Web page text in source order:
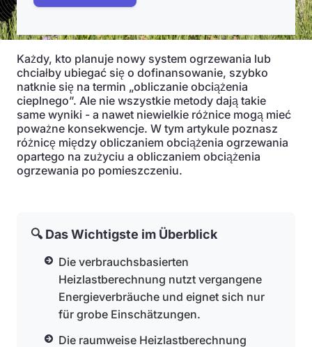
Każdy, kto planuje nowy system ogrzewania lub
chciałby ubiegać się o dofinansowanie, szybko
natknie się na termin „obliczanie obciążenia
cieplnego”. Ale nie wszystkie metody dają takie
same wyniki - a nawet niewielkie różnice mogą mieć
poważne konsekwencje. W tym artykule poznasz
różnicę między obliczaniem obciążenia ogrzewania
opartego na zużyciu a obliczaniem obciążenia
ogrzewania po pomieszczeniu.
🔍 Das Wichtigste im Überblick
Die verbrauchsbasierten
Heizlastberechnung nutzt vergangene
Energieverbräuche und eignet sich nur
für grobe Einschätzungen.
Die raumweise Heizlastberechnung